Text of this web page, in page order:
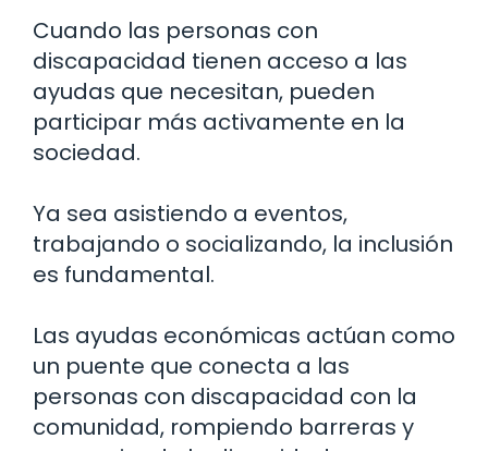
Cuando las personas con
discapacidad tienen acceso a las
ayudas que necesitan, pueden
participar más activamente en la
sociedad.
Ya sea asistiendo a eventos,
trabajando o socializando, la inclusión
es fundamental.
Las ayudas económicas actúan como
un puente que conecta a las
personas con discapacidad con la
comunidad, rompiendo barreras y